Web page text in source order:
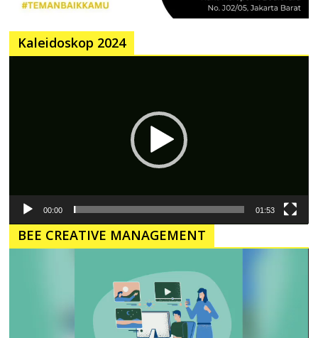
Kaleidoskop 2024
00:00 01:53
BEE CREATIVE MANAGEMENT